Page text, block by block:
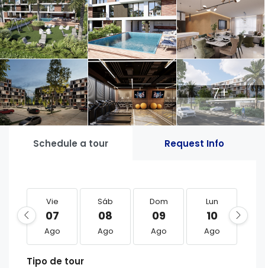
7+
Schedule a tour Request Info
Vie
07
Ago
Sáb
08
Ago
Dom
09
Ago
Lun
10
Ago
Tipo de tour